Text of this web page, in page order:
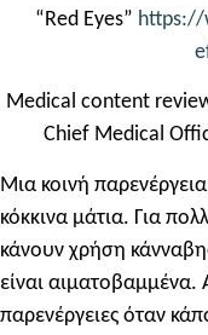
“Red Eyes” https://
Medical content
Chief Medical
Μια κοινή
κόκκινα μάτια. Για
κάνουν χρήση
είναι αιματοβαμμένα.
παρενέργειες όταν